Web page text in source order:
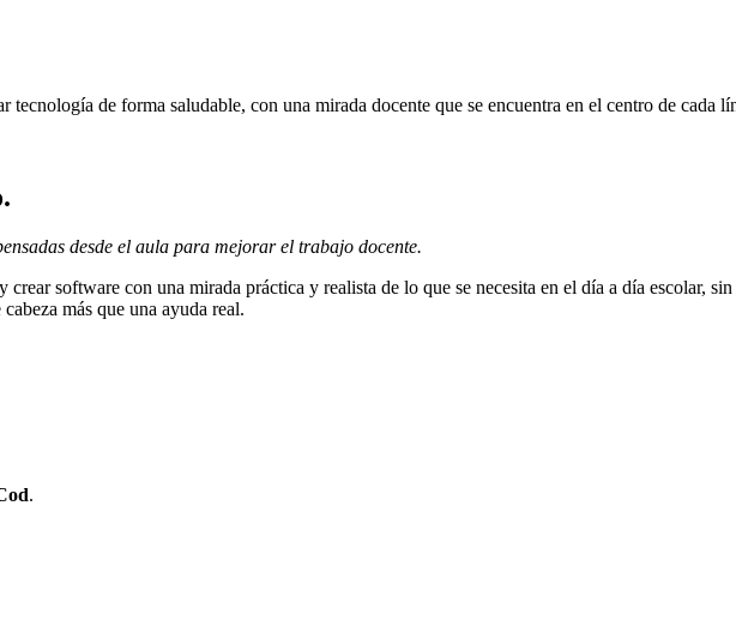
de forma saludable, con una mirada docente que se encuentra en el centro de cada
desde el aula para mejorar el trabajo docente.
software con una mirada práctica y realista de lo que se necesita en el día a día escolar,
más que una ayuda real.
.